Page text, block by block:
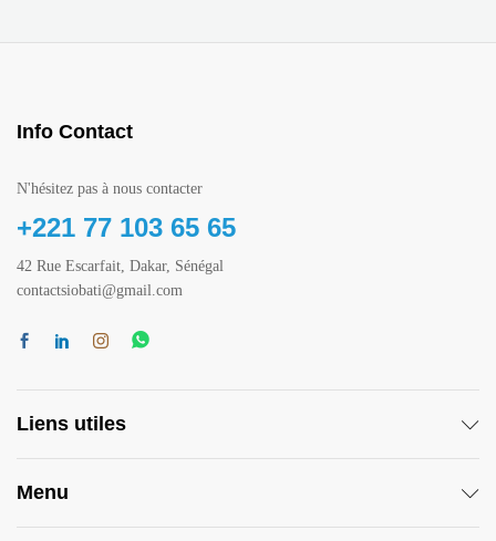
Info Contact
N'hésitez pas à nous contacter
+221 77 103 65 65
42 Rue Escarfait, Dakar, Sénégal
contactsiobati@gmail.com
Liens utiles
Menu